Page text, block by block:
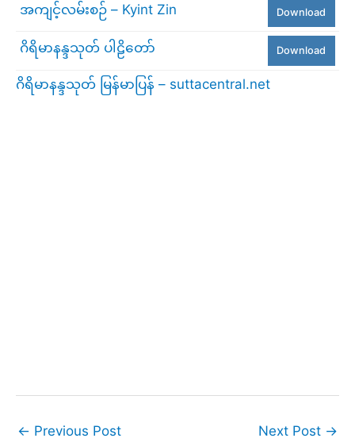
အကျင့်လမ်းစဉ် – Kyint Zin Download
ဂိရိမာနန္ဒသုတ် ပါဠိတော် Download
ဂိရိမာနန္ဒသုတ် မြန်မာပြန် – suttacentral.net
← Previous Post Next Post →